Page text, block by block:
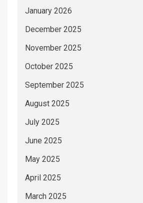
January 2026
December 2025
November 2025
October 2025
September 2025
August 2025
July 2025
June 2025
May 2025
April 2025
March 2025